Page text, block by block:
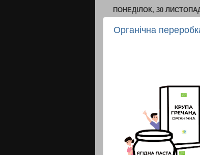
ПОНЕДІЛОК, 30
Органічна